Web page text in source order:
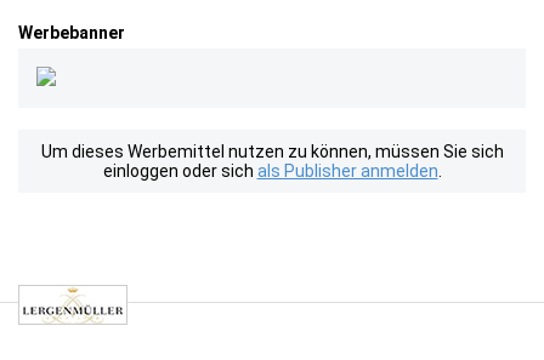
Werbebanner
Um dieses Werbemittel nutzen zu können, müssen Sie sich
einloggen oder sich als Publisher anmelden